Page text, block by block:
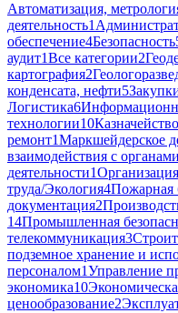
Автоматизация,
деятельность1
обеспечение4Безопасность
аудит1Все категории2
картография2
конденсата, нефти5
Логистика6
технологии10Казначейство
ремонт1Маркшейдерское
взаимодействия с
деятельности1
труда/Экология4Пожарная
документация2
14Промышленная
телекоммуникация3
подземное хранение и
персоналом1Управление
экономика10
ценообразование2